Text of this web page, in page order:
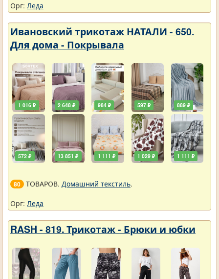
Орг: Леда
Ивановский трикотаж НАТАЛИ - 650.
Для дома - Покрывала
1 016 ₽
572 ₽
2 648 ₽
13 851 ₽
984 ₽
1 111 ₽
597 ₽
1 029 ₽
889 ₽
1 111 ₽
80 ТОВАРОВ. Домашний текстиль.
Орг: Леда
RASH - 819. Трикотаж - Брюки и юбки